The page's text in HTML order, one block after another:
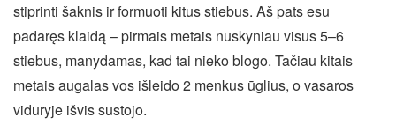
stiprinti šaknis ir formuoti kitus stiebus. Aš pats esu
padaręs klaidą – pirmais metais nuskyniau visus 5–6
stiebus, manydamas, kad tai nieko blogo. Tačiau kitais
metais augalas vos išleido 2 menkus ūglius, o vasaros
viduryje išvis sustojo.